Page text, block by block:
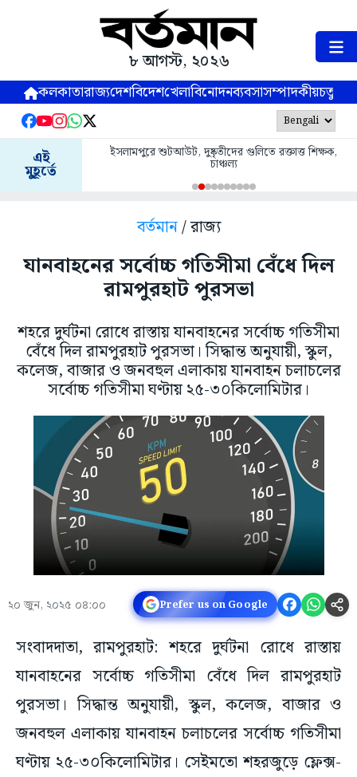
৮ আগস্ট, ২০২৬
কলকাতারাজ্যদেশবিদেশখেলাবিনোদনব্যবসাসম্পাদকীয়
এই
মুহূর্তে
ইসলামপুরে শুটআউট, দুষ্কৃতীদের গুলিতে রক্তাত্ত শিক্ষক,
চাঞ্চল্য
বর্তমান/ রাজ্য
যানবাহনের সর্বোচ্চ গতিসীমা বেঁধে দিল
রামপুরহাট পুরসভা
শহরে দুর্ঘটনা রোধে রাস্তায় যানবাহনের সর্বোচ্চ গতিসীমা
বেঁধে দিল রামপুরহাট পুরসভা। সিদ্ধান্ত অনুযায়ী, স্কুল,
কলেজ, বাজার ও জনবহুল এলাকায় যানবাহন চলাচলের
সর্বোচ্চ গতিসীমা ঘণ্টায় ২৫-৩০কিলোমিটার।
২০ জুন, ২০২৫ ০৪:০০ Prefer us on Google
সংবাদদাতা, রামপুরহাট: শহরে দুর্ঘটনা রোধে রাস্তায়
যানবাহনের সর্বোচ্চ গতিসীমা বেঁধে দিল রামপুরহাট
পুরসভা। সিদ্ধান্ত অনুযায়ী, স্কুল, কলেজ, বাজার ও
জনবহুল এলাকায় যানবাহন চলাচলের সর্বোচ্চ গতিসীমা
ঘণ্টায় ২৫-৩০কিলোমিটার। সেইমতো শহরজুড়ে ফ্লেক্স-